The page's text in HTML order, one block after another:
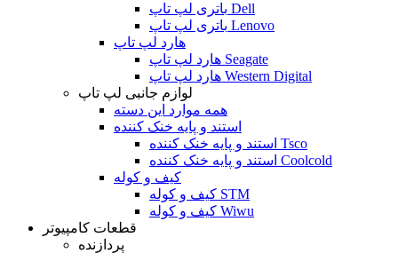
باتری لپ تاپ Dell
باتری لپ تاپ Lenovo
هارد لپ تاپ
هارد لپ تاپ Seagate
هارد لپ تاپ Western Digital
لوازم جانبی لپ تاپ
همه موارد این دسته
استند و پایه خنک کننده
استند و پایه خنک کننده Tsco
استند و پایه خنک کننده Coolcold
کیف و کوله
کیف و کوله STM
کیف و کوله Wiwu
قطعات کامپیوتر
پردازنده